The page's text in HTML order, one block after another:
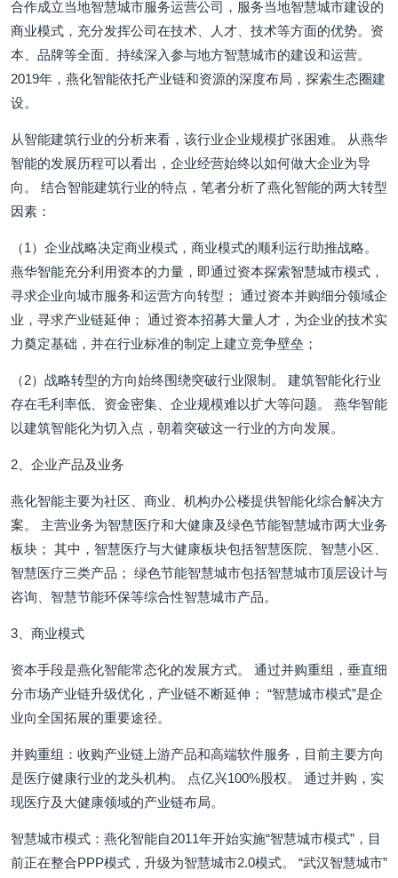
合作成立当地智慧城市服务运营公司，服务当地智慧城市建设的
商业模式，充分发挥公司在技术、人才、技术等方面的优势。资
本、品牌等全面、持续深入参与地方智慧城市的建设和运营。
2019年，燕化智能依托产业链和资源的深度布局，探索生态圈建
设。
从智能建筑行业的分析来看，该行业企业规模扩张困难。 从燕华
智能的发展历程可以看出，企业经营始终以如何做大企业为导
向。 结合智能建筑行业的特点，笔者分析了燕化智能的两大转型
因素：
（1）企业战略决定商业模式，商业模式的顺利运行助推战略。
燕华智能充分利用资本的力量，即通过资本探索智慧城市模式，
寻求企业向城市服务和运营方向转型； 通过资本并购细分领域企
业，寻求产业链延伸； 通过资本招募大量人才，为企业的技术实
力奠定基础，并在行业标准的制定上建立竞争壁垒；
（2）战略转型的方向始终围绕突破行业限制。 建筑智能化行业
存在毛利率低、资金密集、企业规模难以扩大等问题。 燕华智能
以建筑智能化为切入点，朝着突破这一行业的方向发展。
2、企业产品及业务
燕化智能主要为社区、商业、机构办公楼提供智能化综合解决方
案。 主营业务为智慧医疗和大健康及绿色节能智慧城市两大业务
板块； 其中，智慧医疗与大健康板块包括智慧医院、智慧小区、
智慧医疗三类产品； 绿色节能智慧城市包括智慧城市顶层设计与
咨询、智慧节能环保等综合性智慧城市产品。
3、商业模式
资本手段是燕化智能常态化的发展方式。 通过并购重组，垂直细
分市场产业链升级优化，产业链不断延伸； “智慧城市模式”是企
业向全国拓展的重要途径。
并购重组：收购产业链上游产品和高端软件服务，目前主要方向
是医疗健康行业的龙头机构。 点亿兴100%股权。 通过并购，实
现医疗及大健康领域的产业链布局。
智慧城市模式：燕化智能自2011年开始实施“智慧城市模式”，目
前正在整合PPP模式，升级为智慧城市2.0模式。 “武汉智慧城市”